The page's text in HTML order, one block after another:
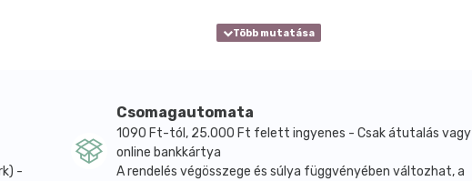
-
Csomagautomata
1090 Ft-tól, 25.000 Ft felett ingyenes - Csak átutalás vagy
online bankkártya
A rendelés végösszege és súlya függvényében változhat, a